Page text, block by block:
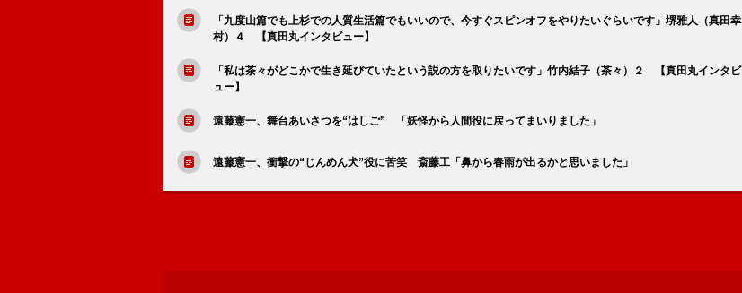
「九度山篇でも上杉での人質生活篇でもいいので、今すぐスピンオフをやりたいぐらいです」堺雅人（真田幸
村）４ 【真田丸インタビュー】
「私は茶々がどこかで生き延びていたという説の方を取りたいです」竹内結子（茶々）２ 【真田丸インタビ
ュー】
遠藤憲一、舞台あいさつを“はしご” 「妖怪から人間役に戻ってまいりました」
遠藤憲一、衝撃の“じんめん犬”役に苦笑 斎藤工「鼻から春雨が出るかと思いました」